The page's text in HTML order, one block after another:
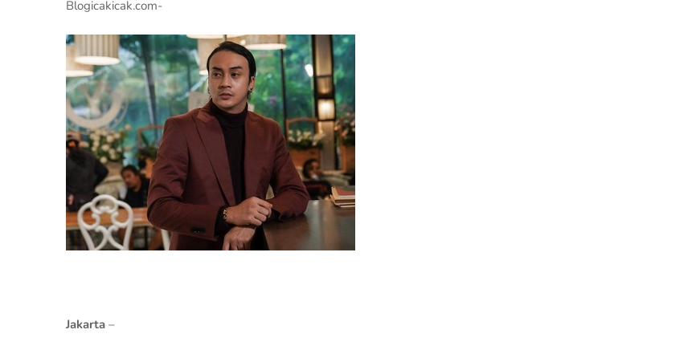
Blogicakicak.com-
Jakarta –